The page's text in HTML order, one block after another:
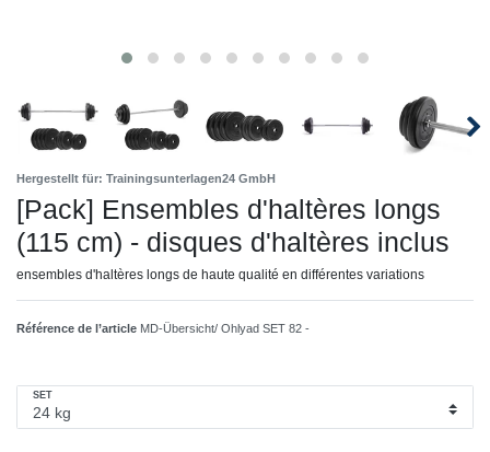
Hergestellt für: Trainingsunterlagen24 GmbH
[Pack] Ensembles d'haltères longs
(115 cm) - disques d'haltères inclus
ensembles d'haltères longs de haute qualité en différentes variations
Référence de l’article MD-Übersicht/ Ohlyad SET 82 -
SET